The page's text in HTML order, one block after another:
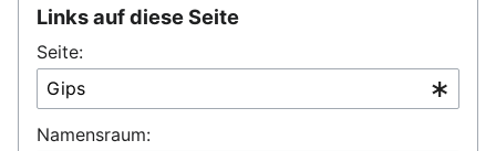
Links auf diese Seite
Seite:
Namensraum: